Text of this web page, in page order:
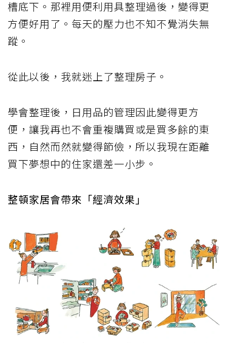
槽底下。那裡用便利用具整理過後，變得更
方便好用了。每天的壓力也不知不覺消失無
蹤。
從此以後，我就迷上了整理房子。
學會整理後，日用品的管理因此變得更方
便，讓我再也不會重複購買或是買多餘的東
西，自然而然就變得節儉，所以我現在距離
買下夢想中的住家還差一小步。
整頓家居會帶來「經濟效果」